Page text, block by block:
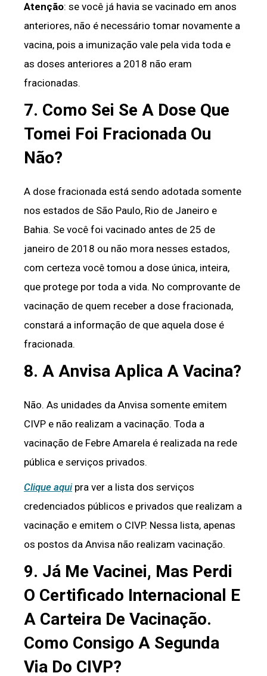
Atenção: se você já havia se vacinado em anos
anteriores, não é necessário tomar novamente a
vacina, pois a imunização vale pela vida toda e
as doses anteriores a 2018 não eram
fracionadas.
7. Como Sei Se A Dose Que
Tomei Foi Fracionada Ou
Não?
A dose fracionada está sendo adotada somente
nos estados de São Paulo, Rio de Janeiro e
Bahia. Se você foi vacinado antes de 25 de
janeiro de 2018 ou não mora nesses estados,
com certeza você tomou a dose única, inteira,
que protege por toda a vida. No comprovante de
vacinação de quem receber a dose fracionada,
constará a informação de que aquela dose é
fracionada.
8. A Anvisa Aplica A Vacina?
Não. As unidades da Anvisa somente emitem
CIVP e não realizam a vacinação. Toda a
vacinação de Febre Amarela é realizada na rede
pública e serviços privados.
Clique aquipra ver a lista dos serviços
credenciados públicos e privados que realizam a
vacinação e emitem o CIVP. Nessa lista, apenas
os postos da Anvisa não realizam vacinação.
9. Já Me Vacinei, Mas Perdi
O Certificado Internacional E
A Carteira De Vacinação.
Como Consigo A Segunda
Via Do CIVP?